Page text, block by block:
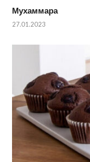
Мухаммара
27.01.2023